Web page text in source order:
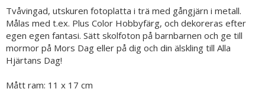
Tvåvingad, utskuren fotoplatta i trä med gångjärn i metall.
Målas med t.ex. Plus Color Hobbyfärg, och dekoreras efter
egen egen fantasi. Sätt skolfoton på barnbarnen och ge till
mormor på Mors Dag eller på dig och din älskling till Alla
Hjärtans Dag!
Mått ram: 11 x 17 cm